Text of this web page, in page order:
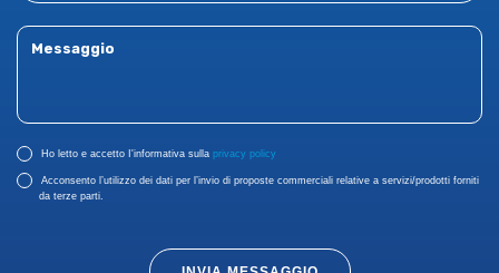
Ho letto e accetto I'informativa sulla privacy policy
Acconsento l’utilizzo dei dati per l’invio di proposte commerciali relative a servizi/prodotti forniti
da terze parti.